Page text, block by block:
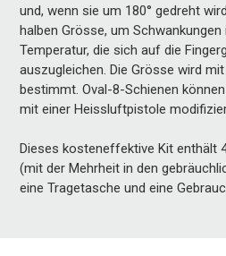
und, wenn sie um 180° gedreht
halben Grösse, um Schwankungen
Temperatur, die sich auf die
auszugleichen. Die Grösse wird
bestimmt. Oval-8-Schienen
mit einer Heissluftpistole
Dieses kosteneffektive Kit enthält
(mit der Mehrheit in den
eine Tragetasche und eine